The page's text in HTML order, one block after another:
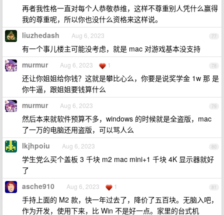
再者我性格一直对每个人恭敬恭维，这样不尊重别人凭什么赢得
我的尊重呢，所以你也没什么资格来这样说。
77
liuzhedash Aug 6, 2023
有一个事儿楼主可能没考虑，就是 mac 对游戏基本没支持
78
murmur Aug 6, 2023 1
还让你姐姐给你钱？这就是攀比心么，你要是说奖学金 1w 那 是
你牛逼，跟姐姐要钱算什么
79
murmur Aug 6, 2023
然后本来就软件预算不多，windows 的时候就是全盗版，mac
了一万的电脑还用盗版，可以骂人么
80
lkjhpoiu Aug 6, 2023
学生党么买个盖板 3 千块 m2 mac mini+1 千块 4K 显示器就好
了
81
asche910 Aug 6, 2023 1
手持上面的 M2 款，快一年过去了，降价了五百块。无脑入吧，
作为开发，使用下来，比 Win 不是好一点。家里的台式机